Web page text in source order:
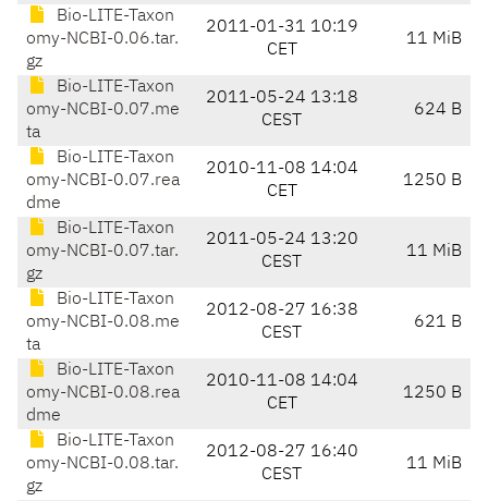
Bio-LITE-Taxon
omy-NCBI-0.06.tar.
gz
2011-01-31 10:19
CET
11 MiB
Bio-LITE-Taxon
omy-NCBI-0.07.me
ta
2011-05-24 13:18
CEST
624 B
Bio-LITE-Taxon
omy-NCBI-0.07.rea
dme
2010-11-08 14:04
CET
1250 B
Bio-LITE-Taxon
omy-NCBI-0.07.tar.
gz
2011-05-24 13:20
CEST
11 MiB
Bio-LITE-Taxon
omy-NCBI-0.08.me
ta
2012-08-27 16:38
CEST
621 B
Bio-LITE-Taxon
omy-NCBI-0.08.rea
dme
2010-11-08 14:04
CET
1250 B
Bio-LITE-Taxon
omy-NCBI-0.08.tar.
gz
2012-08-27 16:40
CEST
11 MiB